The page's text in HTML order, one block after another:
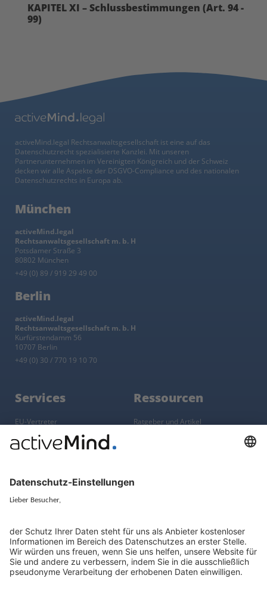
KAPITEL XI – Schlussbestimmungen (Art. 94 -
99)
activeMind.legal Rechtsanwaltsgesellschaft ist eine auf das
Datenschutzrecht spezialisierte Kanzlei. Mit unseren
Partnerunternehmen im Vereinigten Königreich und der Schweiz
decken wir alle Aspekte der DSGVO-Compliance und des nationalen
Datenschutzrechts in Europa ab.
München
activeMind.legal
Rechtsanwaltsgesellschaft m. b. H
Potsdamer Straße 3
80802 München
+49 (0) 89 / 919 29 49 00
Berlin
activeMind.legal
Rechtsanwaltsgesellschaft m. b. H
Kurfürstendamm 56
10707 Berlin
+49 (0) 30 / 770 19 10 70
Services
EU-Vertreter
Konzern-Datenschutz
Whistleblowing-Ombudsperson
Ressourcen
Ratgeber und Artikel
Über
Über uns
Unsere Experten
Gruppe
activeMind AG (Deutschland)
activeMind.ch (Schweiz)